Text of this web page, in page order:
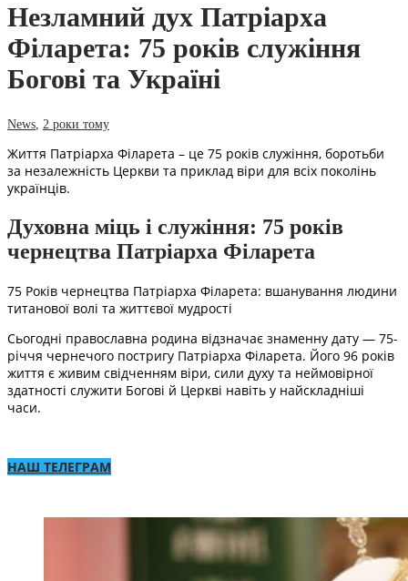
Незламний дух Патріарха
Філарета: 75 років служіння
Богові та Україні
News 2 роки тому
Життя Патріарха Філарета – це 75 років служіння, боротьби
за незалежність Церкви та приклад віри для всіх поколінь
українців.
Духовна міць і служіння: 75 років
чернецтва Патріарха Філарета
75 Років чернецтва Патріарха Філарета: вшанування людини
титанової волі та життєвої мудрості
Сьогодні православна родина відзначає знаменну дату — 75-
річчя чернечого постригу Патріарха Філарета. Його 96 років
життя є живим свідченням віри, сили духу та неймовірної
здатності служити Богові й Церкві навіть у найскладніші
часи.
НАШ ТЕЛЕГРАМ